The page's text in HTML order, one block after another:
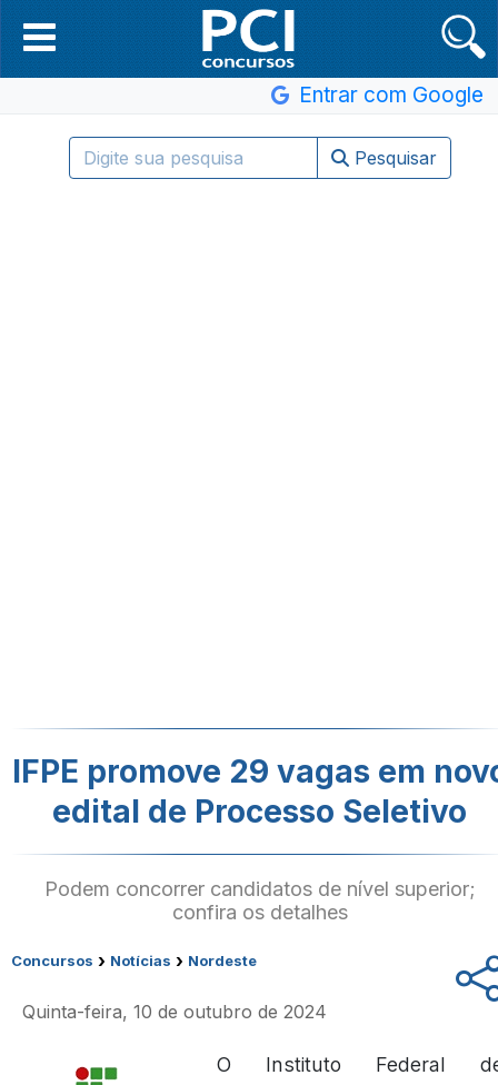
Entrar com Google
Pesquisar
IFPE promove 29 vagas em
edital de Processo Seletivo
Podem concorrer candidatos de nível superior;
confira os detalhes
Concursos › Notícias › Nordeste
Quinta-feira, 10 de outubro de 2024
O Instituto Federal